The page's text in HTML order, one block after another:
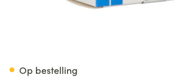
Op bestelling